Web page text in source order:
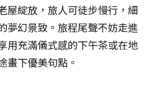
屋綻放，旅人可徒步慢行，細
夢幻景致。旅程尾聲不妨走進
用充滿儀式感的下午茶或在地
畫下優美句點。